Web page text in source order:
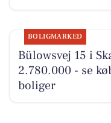
BOLIGMARKED
Bülowsvej 15 i
2.780.000 - se
boliger